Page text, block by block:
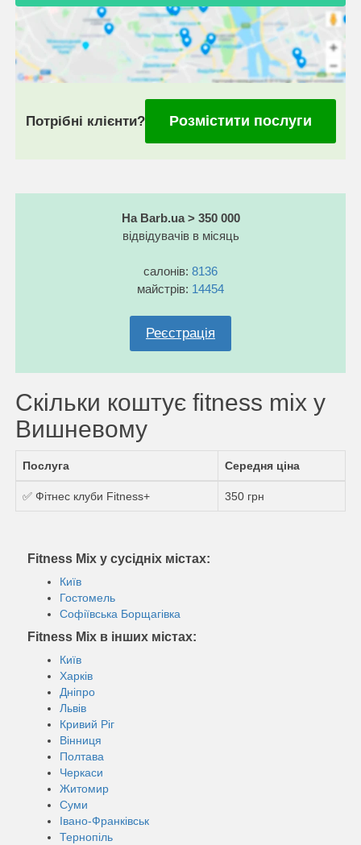
Потрібні клієнти? Розмістити послуги
На Barb.ua > 350 000
відвідувачів в місяць
салонів: 8136
майстрів: 14454
Реєстрація
Скільки коштує fitness mix у
Вишневому
Послуга Середня ціна
✅ Фітнес клуби Fitness+ 350 грн
Fitness Mix у сусідніх містах:
Київ
Гостомель
Софіївська Борщагівка
Fitness Mix в інших містах:
Київ
Харків
Дніпро
Львів
Кривий Ріг
Вінниця
Полтава
Черкаси
Житомир
Суми
Івано-Франківськ
Тернопіль